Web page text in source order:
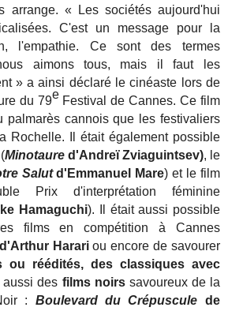
arrange. « Les sociétés aujourd'hui
C'est un message pour la
l'empathie. Ce sont des termes
aimons tous, mais il faut les
» a ainsi déclaré le cinéaste lors de
du 79e Festival de Cannes. Ce film
palmarès cannois que les festivaliers
Rochelle. Il était également possible
Minotaured'Andreï Zviaguintsev), le
Salutd'Emmanuel Mare) et le film
Prix d'interprétation féminine
Hamaguchi). Il était aussi possible
films en compétition à Cannes
Harariou encore de savourer
ou réédités, des classiques avec
aussi des films noirssavoureux de la
: Boulevard du Crépuscule de